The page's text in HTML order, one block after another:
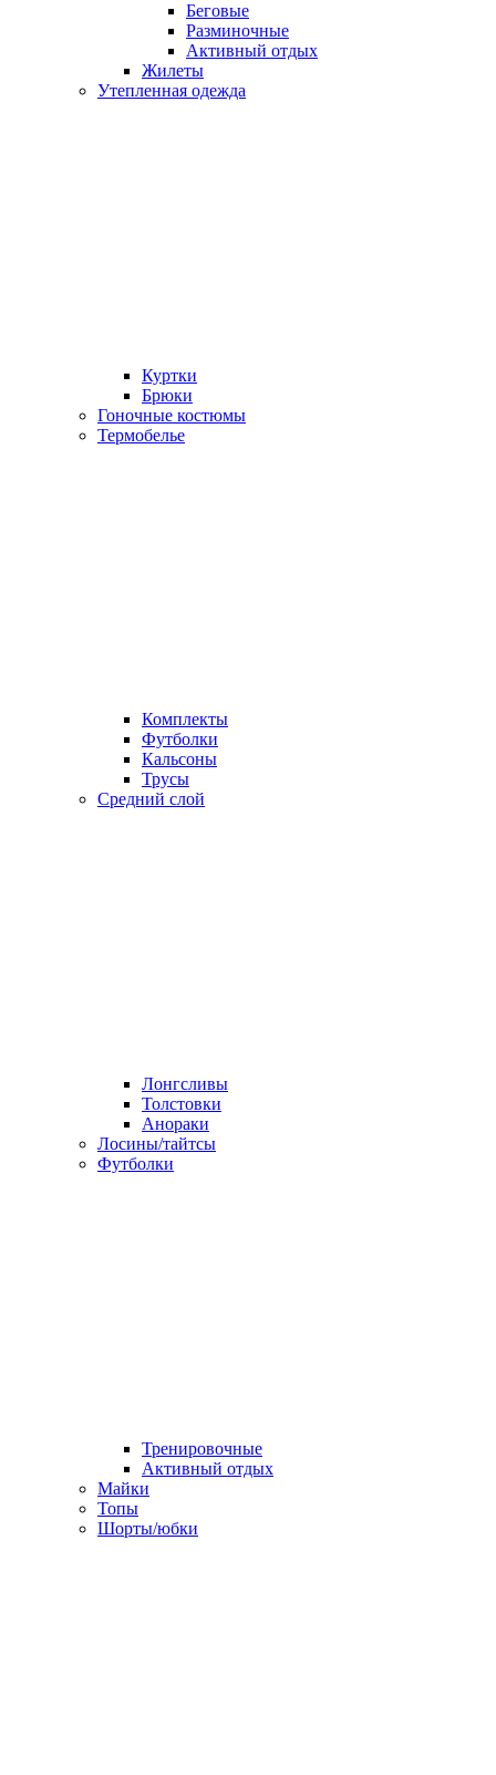
Беговые
Разминочные
Активный отдых
Жилеты
Утепленная одежда
Куртки
Брюки
Гоночные костюмы
Термобелье
Комплекты
Футболки
Кальсоны
Трусы
Средний слой
Лонгсливы
Толстовки
Анораки
Лосины/тайтсы
Футболки
Тренировочные
Активный отдых
Майки
Топы
Шорты/юбки